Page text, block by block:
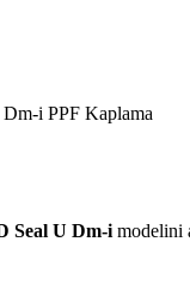
i PPF Kaplama
Seal U Dm-i modelini